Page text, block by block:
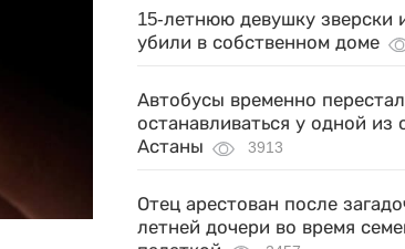
15-летнюю девушку зверски
убили в собственном доме
Автобусы временно
останавливаться у одной из
Астаны
3913
Отец арестован после
летней дочери во время